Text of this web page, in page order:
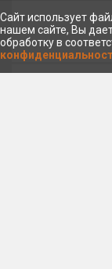
Сайт использует
нашем сайте, Вы
обработку в